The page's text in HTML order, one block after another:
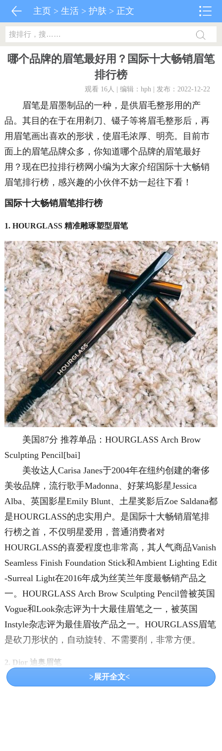
主页 >生活 >护肤 > 正文
哪个品牌的眉笔最好用？国际十大畅销眉笔
排行榜
观看 16人 | 编辑：hph | 发布：2022-12-22
眉笔是眉墨制品的一种，是供眉毛整形用的产
品。其目的在于在用剃刀、镊子等将眉毛整形后，再
用眉笔画出喜欢的形状，使眉毛浓厚、明亮。目前市
面上的眉笔品牌众多，你知道哪个品牌的眉笔最好
用？现在巴拉排行榜网小编为大家介绍国际十大畅销
眉笔排行榜，感兴趣的小伙伴不妨一起往下看！
国际十大畅销眉笔排行榜
1. HOURGLASS 精准雕琢塑型眉笔
美国87分 推荐单品：HOURGLASS Arch Brow
Sculpting Pencil[bai]
美妆达人Carisa Janes于2004年在纽约创建的奢侈
美妆品牌，流行歌手Madonna、好莱坞影星Jessica
Alba、英国影星Emily Blunt、土星奖影后Zoe Saldana都
是HOURGLASS的忠实用户。是国际十大畅销眉笔排
行榜之首，不仅明星爱用，普通消费者对
HOURGLASS的喜爱程度也非常高，其人气商品Vanish
Seamless Finish Foundation Stick和Ambient Lighting Edit
-Surreal Light在2016年成为丝芙兰年度最畅销产品之
一。HOURGLASS Arch Brow Sculpting Pencil曾被英国
Vogue和Look杂志评为十大最佳眉笔之一，被英国
Instyle杂志评为最佳眉妆产品之一。HOURGLASS眉笔
是砍刀形状的，自动旋转、不需要削，非常方便。
2. Dior 迪奥眉笔
>展开全文<